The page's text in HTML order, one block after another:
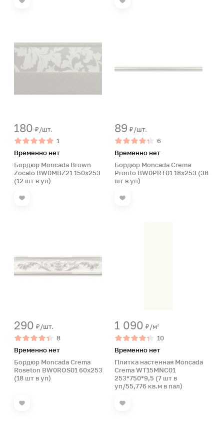
180 ₽/шт.
1
Временно нет
Бордюр Moncada Brown
Zocalo BW0MBZ21 150x253
(12 шт в уп)
89 ₽/шт.
6
Временно нет
Бордюр Moncada Crema
Pronto BW0PRT01 18х253 (38
шт в уп)
290 ₽/шт.
8
Временно нет
Бордюр Moncada Crema
Roseton BW0ROS01 60х253
(18 шт в уп)
1 090 ₽/м²
10
Временно нет
Плитка настенная Moncada
Crema WT15MNC01
253*750*9,5 (7 шт в
уп/55,776 кв.м в пал)